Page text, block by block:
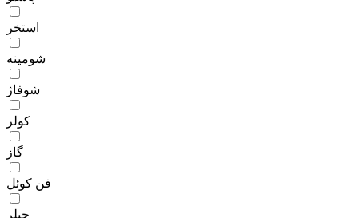
استخر
شومینه
شوفاژ
کولر
گاز
فن کوئل
چیلر